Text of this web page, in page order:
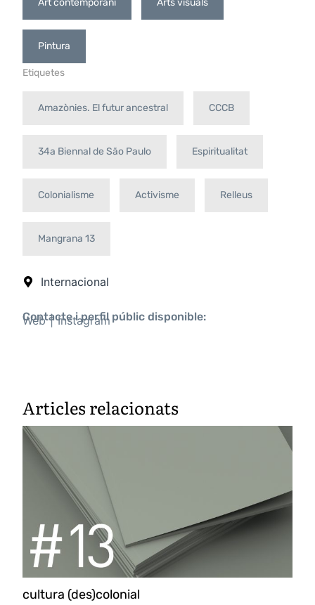
Art contemporani Arts visuals
Pintura
Etiquetes
Amazònies. El futur ancestral CCCB
34a Biennal de São Paulo Espiritualitat
Colonialisme Activisme Relleus
Mangrana 13
Internacional
Contacte i perfil públic disponible:
Web Instagram
Articles relacionats
cultura (des)colonial